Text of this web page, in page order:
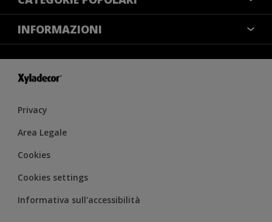
CONTATTACI
MAPPA DEL SITO
NOTE LEGALI
COOKIES
INFORMATIVA SULLA PRIVACY
IMPOSTAZIONI DEI COOKIE
INFORMAZIONI
RESA DEL COLORE
Privacy
Area Legale
Cookies
Cookies settings
Informativa sull'accessibilità